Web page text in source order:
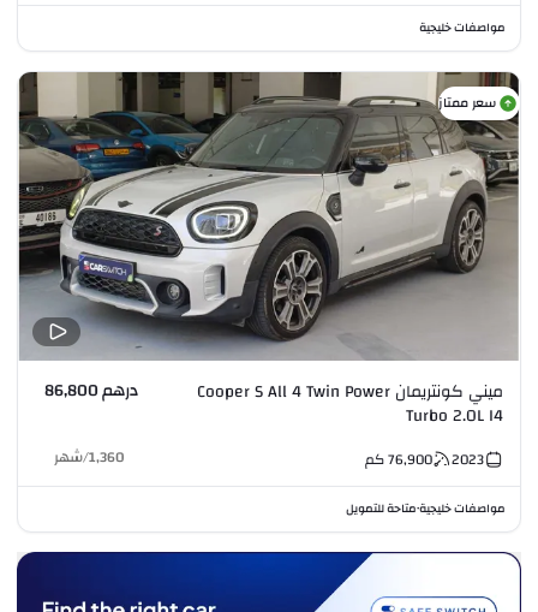
مواصفات خليجية
سعر ممتاز
ميني كونتريمان Cooper S All 4 Twin Power
Turbo 2.0L I4
درهم 86,800
2023
76,900كم 1,360
/شهر
مواصفات خليجية•متاحة للتمويل